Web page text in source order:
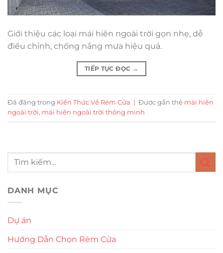
Giới thiệu các loại mái hiên ngoài trời gọn nhẹ, dễ
điều chỉnh, chống nắng mưa hiệu quả.
TIẾP TỤC ĐỌC →
Đã đăng trong Kiến Thức Về Rèm Cửa | Được gắn thẻ mái hiên
ngoài trời, mái hiên ngoài trời thông minh
DANH MỤC
Dự án
Hướng Dẫn Chọn Rèm Cửa